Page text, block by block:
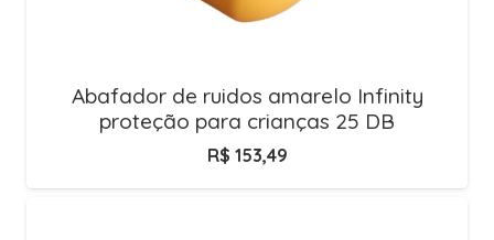
Abafador de ruidos amarelo Infinity
proteção para crianças 25 DB
R$ 153,49